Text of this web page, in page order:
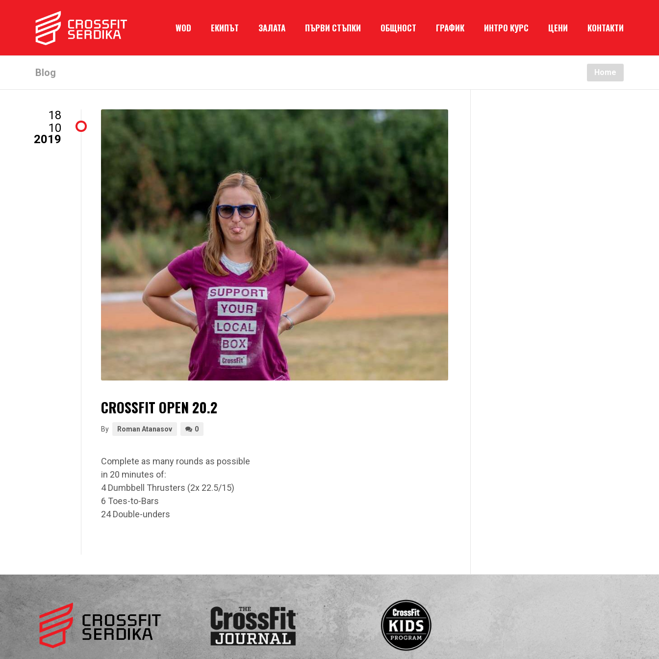
WOD ЕКИПЪТ ЗАЛАТА ПЪРВИ СТЪПКИ ОБЩНОСТ ГРАФИК ИНТРО КУРС ЦЕНИ КОНТАКТИ
Blog Home
18
10
2019
CROSSFIT OPEN 20.2
By Roman Atanasov 0
Complete as many rounds as possible
in 20 minutes of:
4 Dumbbell Thrusters (2x 22.5/15)
6 Toes-to-Bars
24 Double-unders